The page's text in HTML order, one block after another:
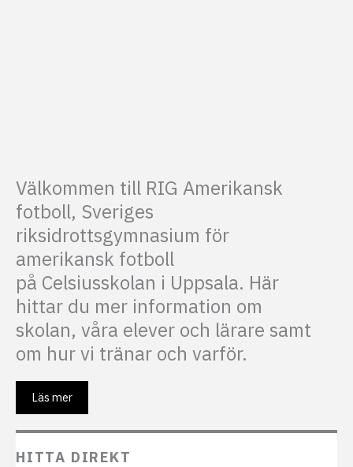
Välkommen till RIG Amerikansk
fotboll, Sveriges
riksidrottsgymnasium för
amerikansk fotboll
på Celsiusskolan i Uppsala. Här
hittar du mer information om
skolan, våra elever och lärare samt
om hur vi tränar och varför.
Läs mer
HITTA DIREKT